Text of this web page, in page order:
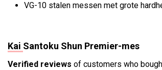
VG-10 stalen messen met grote
Kai Santoku Shun Premier-mes
Verified reviews of customers who